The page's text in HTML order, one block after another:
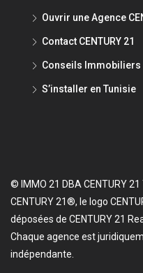
Ouvrir une Agence
Contact CENTURY 21
Conseils Immobiliers
S’installer en Tunisie
© IMMO 21 DBA CENTURY
CENTURY 21®, le logo
déposées de CENTURY 21
Chaque agence est
indépendante.